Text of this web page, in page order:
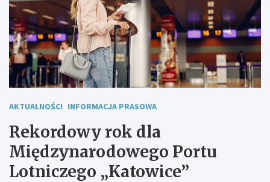
AKTUALNOŚCI INFORMACJA PRASOWA
Rekordowy rok dla
Międzynarodowego Portu
Lotniczego „Katowice”